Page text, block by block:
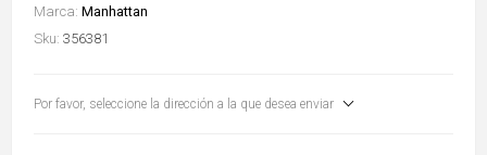
Marca: Manhattan
Sku: 356381
Por favor, seleccione la dirección a la que desea enviar